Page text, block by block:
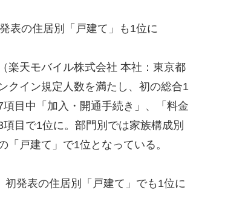
表の住居別「戸建て」も1位に
天モバイル株式会社 本社：東京都
クイン規定人数を満たし、初の総合1
目中「加入・開通手続き」、「料金
目で1位に。部門別では家族構成別
「戸建て」で1位となっている。
発表の住居別「戸建て」でも1位に